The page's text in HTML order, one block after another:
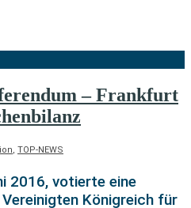
– Frankfurt
, TOP-NEWS
2016, votierte eine
Königreich für